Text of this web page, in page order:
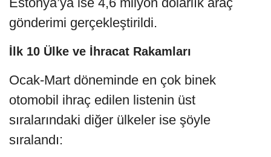
gönderimi gerçekleştirildi.
İlk 10 Ülke ve İhracat Rakamları
Ocak-Mart döneminde en çok binek
otomobil ihraç edilen listenin üst
sıralarındaki diğer ülkeler ise şöyle
sıralandı: